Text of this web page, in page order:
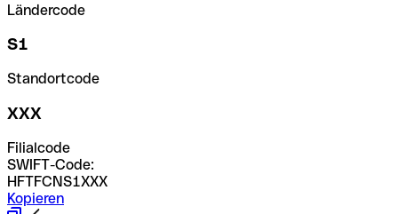
Ländercode
S1
Standortcode
XXX
Filialcode
SWIFT-Code:
HFTFCNS1XXX
Kopieren